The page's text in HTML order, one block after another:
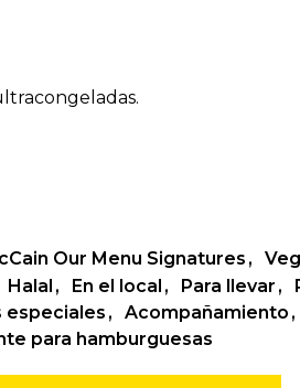
Our Menu Signatures
Halal En el local Para llevar
especiales Acompañamiento
para hamburguesas